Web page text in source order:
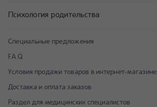
Специальные предложения
F.A.Q
Условия продажи товаров в интернет-магазине
Доставка и оплата заказов
Раздел для медицинских специалистов
Психология родительства